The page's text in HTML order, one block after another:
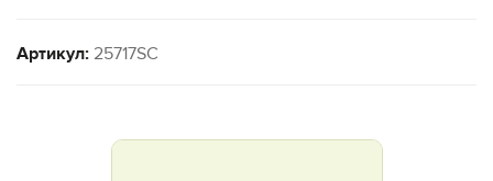
Артикул: 25717SC